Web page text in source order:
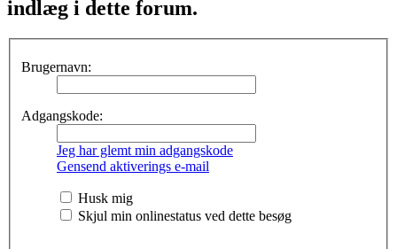
indlæg i dette forum.
Brugernavn:
Adgangskode:
Jeg har glemt min adgangskode
Gensend aktiverings e-mail
Husk mig
Skjul min onlinestatus ved dette besøg